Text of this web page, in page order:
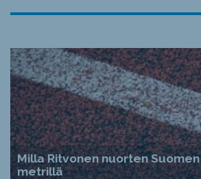
Milla Ritvonen nuorten
metrillä